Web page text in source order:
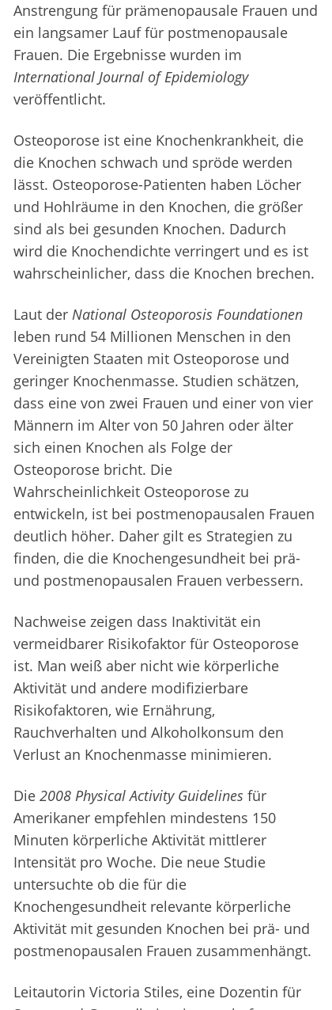
Anstrengung für prämenopausale Frauen und
ein langsamer Lauf für postmenopausale
Frauen. Die Ergebnisse wurden im
International Journal of Epidemiology
veröffentlicht.
Osteoporose ist eine Knochenkrankheit, die
die Knochen schwach und spröde werden
lässt. Osteoporose-Patienten haben Löcher
und Hohlräume in den Knochen, die größer
sind als bei gesunden Knochen. Dadurch
wird die Knochendichte verringert und es ist
wahrscheinlicher, dass die Knochen brechen.
Laut der National Osteoporosis Foundationen
leben rund 54 Millionen Menschen in den
Vereinigten Staaten mit Osteoporose und
geringer Knochenmasse. Studien schätzen,
dass eine von zwei Frauen und einer von vier
Männern im Alter von 50 Jahren oder älter
sich einen Knochen als Folge der
Osteoporose bricht. Die
Wahrscheinlichkeit Osteoporose zu
entwickeln, ist bei postmenopausalen Frauen
deutlich höher. Daher gilt es Strategien zu
finden, die die Knochengesundheit bei prä-
und postmenopausalen Frauen verbessern.
Nachweise zeigen dass Inaktivität ein
vermeidbarer Risikofaktor für Osteoporose
ist. Man weiß aber nicht wie körperliche
Aktivität und andere modifizierbare
Risikofaktoren, wie Ernährung,
Rauchverhalten und Alkoholkonsum den
Verlust an Knochenmasse minimieren.
Die 2008 Physical Activity Guidelines für
Amerikaner empfehlen mindestens 150
Minuten körperliche Aktivität mittlerer
Intensität pro Woche. Die neue Studie
untersuchte ob die für die
Knochengesundheit relevante körperliche
Aktivität mit gesunden Knochen bei prä- und
postmenopausalen Frauen zusammenhängt.
Leitautorin Victoria Stiles, eine Dozentin für